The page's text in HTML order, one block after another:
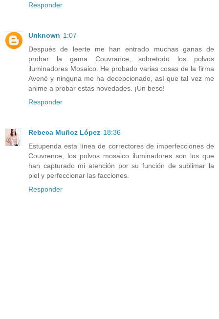
Responder
Unknown 1:07
Después de leerte me han entrado muchas ganas de
probar la gama Couvrance, sobretodo los polvos
iluminadores Mosaico. He probado varias cosas de la firma
Avené y ninguna me ha decepcionado, así que tal vez me
anime a probar estas novedades. ¡Un beso!
Responder
Rebeca Muñoz López 18:36
Estupenda esta línea de correctores de imperfecciones de
Couvrence, los polvos mosaico iluminadores son los que
han capturado mi atención por su función de sublimar la
piel y perfeccionar las facciones.
Responder